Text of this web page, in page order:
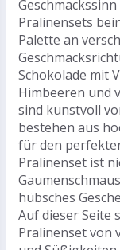
Pralinensets
Palette an
Schokolade mit
Himbeeren und
sind kunstvoll
bestehen aus
für den
Pralinenset ist
hübsches
Auf dieser Seite
Pralinenset von